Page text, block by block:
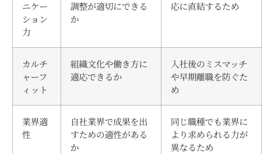
ニケー
ション
力
調整が適切にできる
か
応に直結するため
カルチ
ャーフ
ィット
組織文化や働き方に
適応できるか
入社後のミスマッチ
や早期離職を防ぐた
め
業界適
性
自社業界で成果を出
すための適性がある
か
同じ職種でも業界に
より求められる力が
異なるため